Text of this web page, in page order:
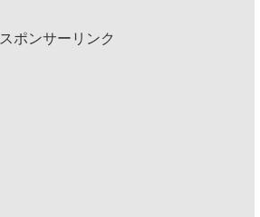
スポンサーリンク